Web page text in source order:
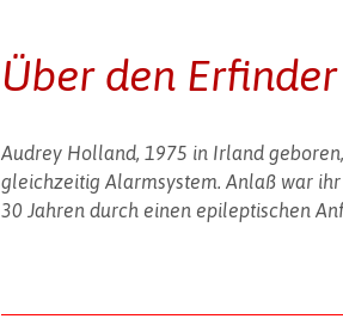
Über den Erfinder
Audrey Holland, 1975 in Irland
gleichzeitig Alarmsystem. Anlaß war
30 Jahren durch einen epileptischen